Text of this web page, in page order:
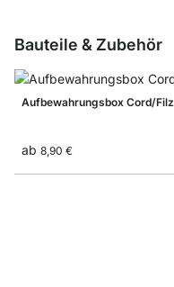
Bauteile & Zubehör
Aufbewahrungsbox Cord/Filz
ab 8,90 €